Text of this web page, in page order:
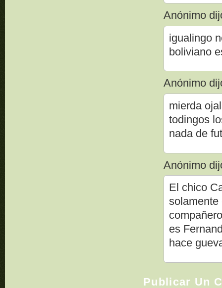
Anónimo
igualingo
boliviano
Anónimo
mierda
todingos
nada de
Anónimo
El chico
solamente
es
hace
Publicar Un